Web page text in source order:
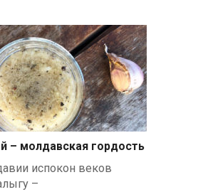
– молдавская гордость
испокон веков
–